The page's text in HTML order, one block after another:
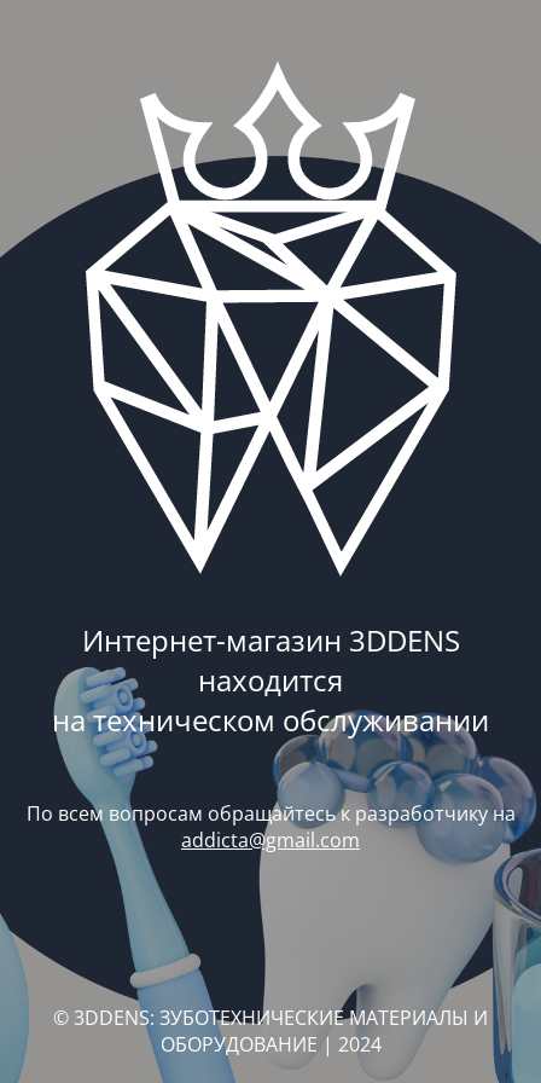
Интернет-магазин 3DDENS
находится
на техническом обслуживании
По всем вопросам обращайтесь к разработчику на
addicta@gmail.com
© 3DDENS: ЗУБОТЕХНИЧЕСКИЕ МАТЕРИАЛЫ И
ОБОРУДОВАНИЕ | 2024